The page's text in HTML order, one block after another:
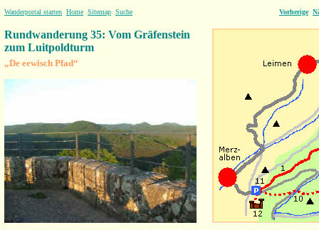
Wanderportal starten Home Sitemap Suche Vorherige
Rundwanderung 35: Vom Gräfenstein
zum Luitpoldturm
„De eewisch Pfad“